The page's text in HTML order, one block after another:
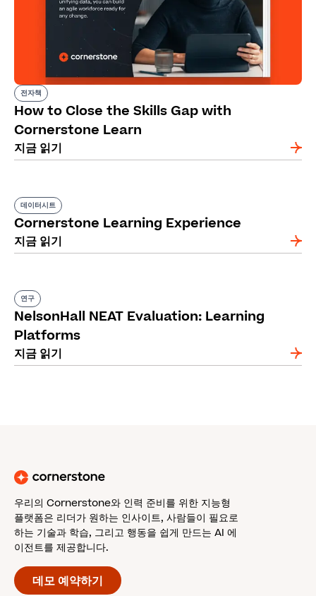
전자책
How to Close the Skills Gap with
Cornerstone Learn
지금 읽기
데이터시트
Cornerstone Learning Experience
지금 읽기
연구
NelsonHall NEAT Evaluation: Learning
Platforms
지금 읽기
우리의 Cornerstone와 인력 준비를 위한 지능형
플랫폼은 리더가 원하는 인사이트, 사람들이 필요로
하는 기술과 학습, 그리고 행동을 쉽게 만드는 AI 에
이전트를 제공합니다.
데모 예약하기